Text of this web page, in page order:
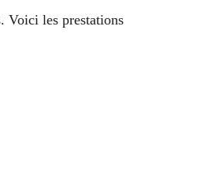
Voici les prestations